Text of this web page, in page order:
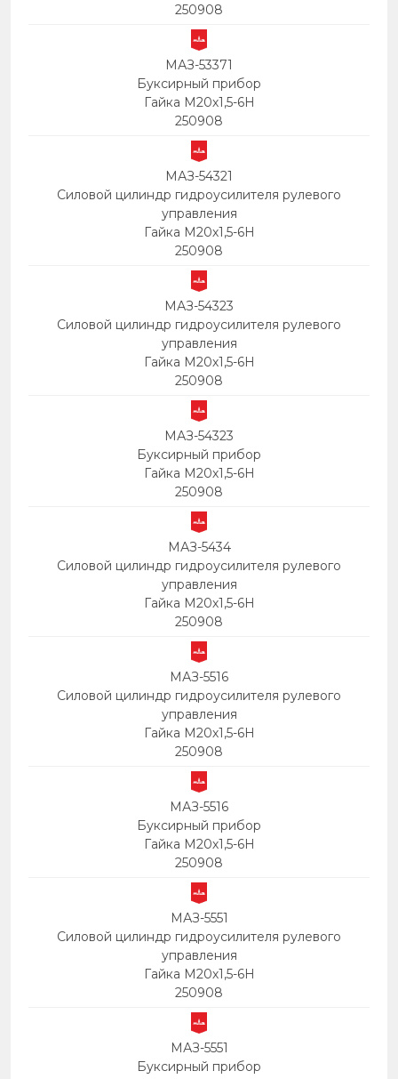
250908
МАЗ-53371
Буксирный прибор
Гайка М20х1,5-6Н
250908
МАЗ-54321
Силовой цилиндр гидроусилителя рулевого
управления
Гайка М20х1,5-6Н
250908
МАЗ-54323
Силовой цилиндр гидроусилителя рулевого
управления
Гайка М20х1,5-6Н
250908
МАЗ-54323
Буксирный прибор
Гайка М20х1,5-6Н
250908
МАЗ-5434
Силовой цилиндр гидроусилителя рулевого
управления
Гайка М20х1,5-6Н
250908
МАЗ-5516
Силовой цилиндр гидроусилителя рулевого
управления
Гайка М20х1,5-6Н
250908
МАЗ-5516
Буксирный прибор
Гайка М20х1,5-6Н
250908
МАЗ-5551
Силовой цилиндр гидроусилителя рулевого
управления
Гайка М20х1,5-6Н
250908
МАЗ-5551
Буксирный прибор